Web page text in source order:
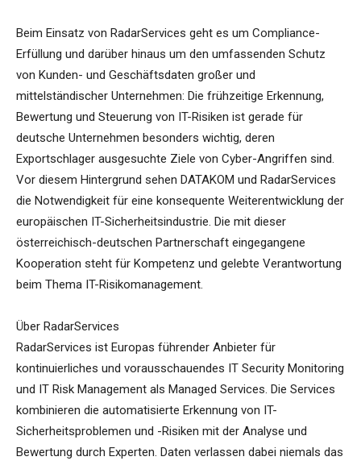
Beim Einsatz von RadarServices geht es um Compliance-
Erfüllung und darüber hinaus um den umfassenden Schutz
von Kunden- und Geschäftsdaten großer und
mittelständischer Unternehmen: Die frühzeitige Erkennung,
Bewertung und Steuerung von IT-Risiken ist gerade für
deutsche Unternehmen besonders wichtig, deren
Exportschlager ausgesuchte Ziele von Cyber-Angriffen sind.
Vor diesem Hintergrund sehen DATAKOM und RadarServices
die Notwendigkeit für eine konsequente Weiterentwicklung der
europäischen IT-Sicherheitsindustrie. Die mit dieser
österreichisch-deutschen Partnerschaft eingegangene
Kooperation steht für Kompetenz und gelebte Verantwortung
beim Thema IT-Risikomanagement.
Über RadarServices
RadarServices ist Europas führender Anbieter für
kontinuierliches und vorausschauendes IT Security Monitoring
und IT Risk Management als Managed Services. Die Services
kombinieren die automatisierte Erkennung von IT-
Sicherheitsproblemen und -Risiken mit der Analyse und
Bewertung durch Experten. Daten verlassen dabei niemals das